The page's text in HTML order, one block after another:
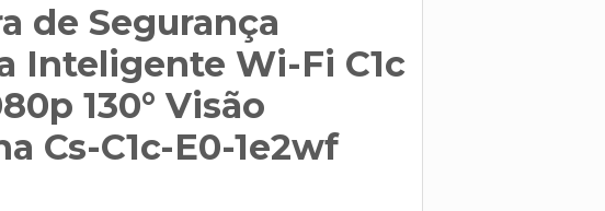
de Segurança
Inteligente Wi-Fi C1c
130° Visão
Cs-C1c-E0-1e2wf